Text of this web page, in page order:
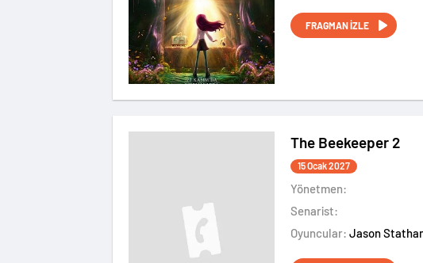
FRAGMAN İZLE
The Beekeeper 2
15 Ocak 2027
Yönetmen:
Senarist:
Oyuncular: